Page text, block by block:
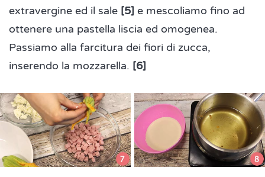
extravergine ed il sale [5] e mescoliamo fino ad
ottenere una pastella liscia ed omogenea.
Passiamo alla farcitura dei fiori di zucca,
inserendo la mozzarella. [6]